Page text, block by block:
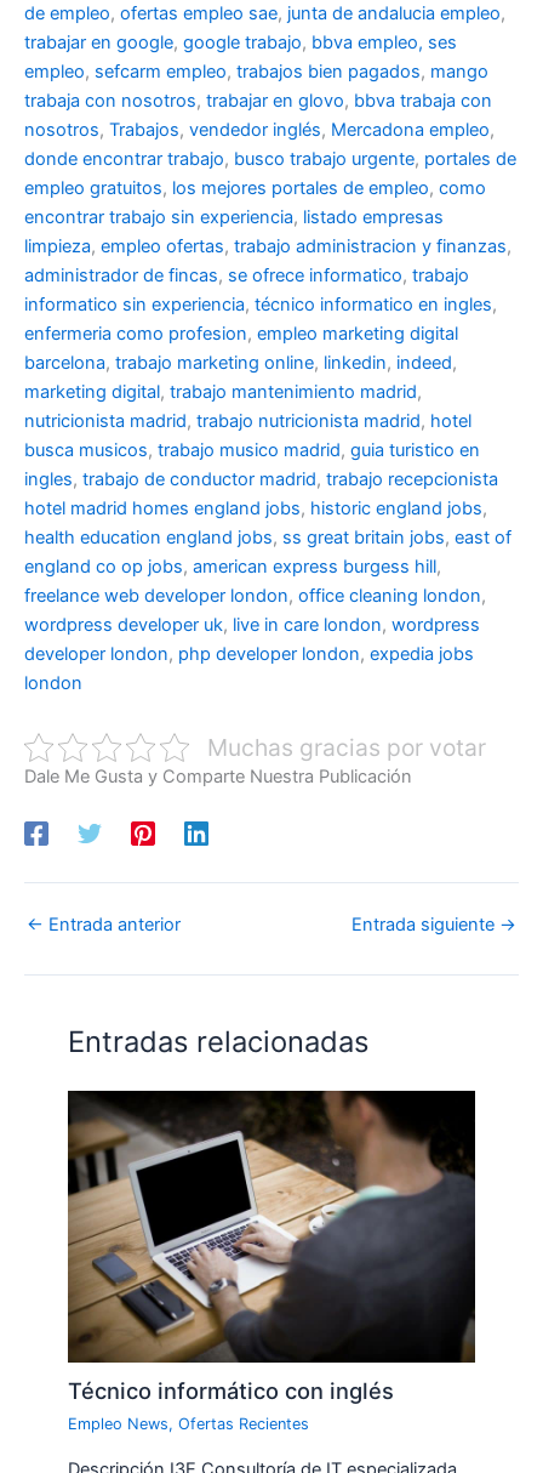
de empleo, ofertas empleo sae, junta de andalucia empleo,
trabajar en google, google trabajo, bbva empleo, ses
empleo, sefcarm empleo, trabajos bien pagados, mango
trabaja con nosotros, trabajar en glovo, bbva trabaja con
nosotros, Trabajos, vendedor inglés, Mercadona empleo,
donde encontrar trabajo, busco trabajo urgente, portales de
empleo gratuitos, los mejores portales de empleo, como
encontrar trabajo sin experiencia, listado empresas
limpieza, empleo ofertas, trabajo administracion y finanzas,
administrador de fincas, se ofrece informatico, trabajo
informatico sin experiencia, técnico informatico en ingles,
enfermeria como profesion, empleo marketing digital
barcelona, trabajo marketing online, linkedin, indeed,
marketing digital, trabajo mantenimiento madrid,
nutricionista madrid, trabajo nutricionista madrid, hotel
busca musicos, trabajo musico madrid, guia turistico en
ingles, trabajo de conductor madrid, trabajo recepcionista
hotel madrid homes england jobs, historic england jobs,
health education england jobs, ss great britain jobs, east of
england co op jobs, american express burgess hill,
freelance web developer london, office cleaning london,
wordpress developer uk, live in care london, wordpress
developer london, php developer london, expedia jobs
london
Muchas gracias por votar
Dale Me Gusta y Comparte Nuestra Publicación
← Entrada anterior Entrada siguiente →
Entradas relacionadas
Técnico informático con inglés
Empleo News,Ofertas Recientes